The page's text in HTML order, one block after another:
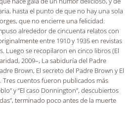
hasta el punto de que no hay una sola
que no encierre una felicidad.
alrededor de cincuenta relatos con
entre 1910 y 1935 en revistas
Luego se recopilaron en cinco libros (El
2009–, La sabiduría del Padre
Brown, El secreto del Padre Brown y El
Tres cuentos fueron publicados más
y “El caso Donnington”, descubiertos
terminado poco antes de la muerte